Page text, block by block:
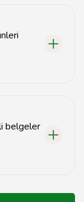
belgeler